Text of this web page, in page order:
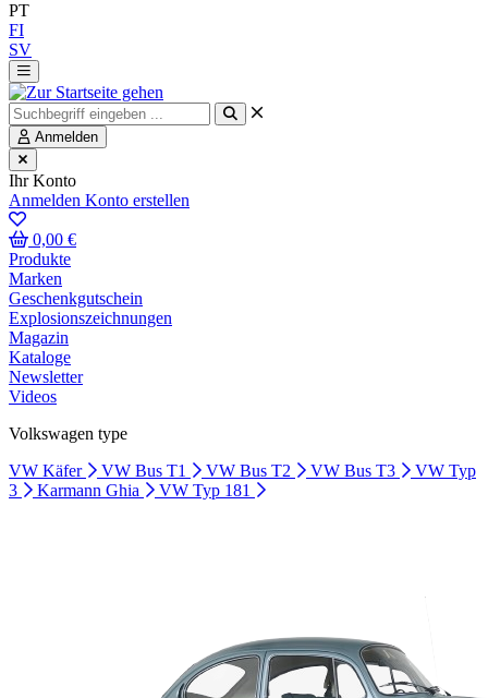
PT
FI
SV
Anmelden
Ihr Konto
Anmelden Konto erstellen
0,00 €
Produkte
Marken
Geschenkgutschein
Explosionszeichnungen
Magazin
Kataloge
Newsletter
Videos
Volkswagen type
VW Käfer
VW Bus T1 VW Bus T2 VW Bus T3
VW Typ
3
Karmann Ghia VW Typ 181